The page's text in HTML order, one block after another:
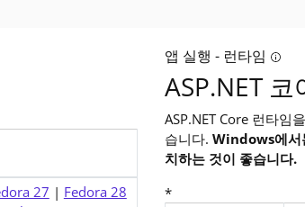
트웨어 개발 키트)에는 명령줄 도구 및 모든
27 | Fedora 28
앱 실행 - 런타임
ASP.NET
ASP.NET Core 런타임
습니다. Windows에서
치하는 것이 좋습니다.
*